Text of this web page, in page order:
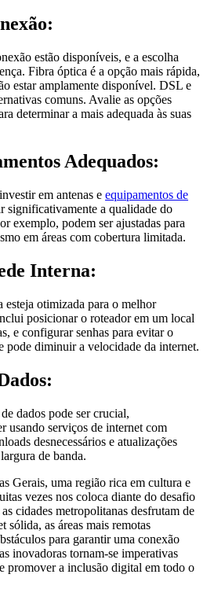
estão disponíveis, e a escolha
Fibra óptica é a opção mais rápida,
estar amplamente disponível. DSL e
comuns. Avalie as opções
determinar a mais adequada às suas
Adequados:
em antenas e equipamentos de
significativamente a qualidade do
exemplo, podem ser ajustadas para
em áreas com cobertura limitada.
Interna:
esteja otimizada para o melhor
posicionar o roteador em um local
e configurar senhas para evitar o
pode diminuir a velocidade da internet.
dados pode ser crucial,
usando serviços de internet com
desnecessários e atualizações
de banda.
Gerais, uma região rica em cultura e
vezes nos coloca diante do desafio
cidades metropolitanas desfrutam de
sólida, as áreas mais remotas
para garantir uma conexão
inovadoras tornam-se imperativas
promover a inclusão digital em todo o